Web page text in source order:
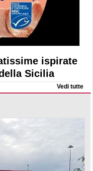
ispirate
Sicilia
Vedi tutte